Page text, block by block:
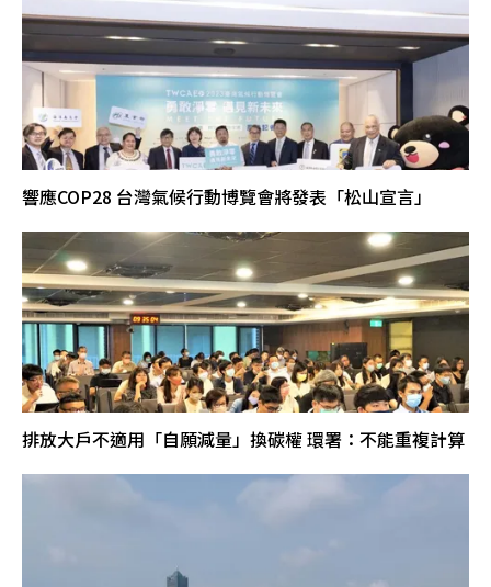
響應COP28 台灣氣候行動博覽會將發表「松山宣言」
排放大戶不適用「自願減量」換碳權 環署：不能重複計算